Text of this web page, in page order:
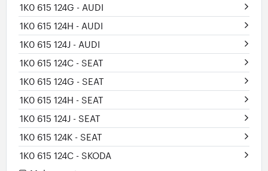
1K0 615 124G - AUDI
1K0 615 124H - AUDI
1K0 615 124J - AUDI
1K0 615 124C - SEAT
1K0 615 124G - SEAT
1K0 615 124H - SEAT
1K0 615 124J - SEAT
1K0 615 124K - SEAT
1K0 615 124C - SKODA